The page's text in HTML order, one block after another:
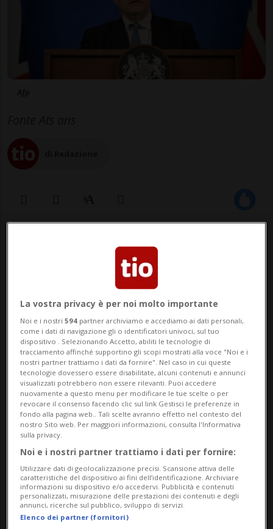
LONDRA - Boris Johnson potrebbe aver
mentito al Parlamento britannico nelle
sue dichiarazioni sul Partygate quando era
primo ministro conservatore. È quanto
emerge dal rapporto preliminare
dell'inchiesta condotta dalla commissione
bi...
🔐 Sblocca il nostro archivio
esclusivo!
Sottoscrivi un abbonamentoArchivioper
leggere questo articolo, oppure scegli
MyTioAbo per accedere all'archivio e
La vostra privacy è per noi molto importante
Noi e i nostri594 partner archiviamo e accediamo ai dati personali,
come i dati di navigazione gli o identificatori univoci, sul tuo
dispositivo . Selezionando Accetto, abiliti le tecnologie di
tracciamento affinché supportino gli scopi mostrati alla voce "Noi e i
nostri partner trattiamo i dati da fornire". Nel caso in cui queste
tecnologie dovessero essere disabilitate, alcuni contenuti e annunci
visualizzati potrebbero non essere rilevanti. Puoi accedere
nuovamente a questo menu per modificare le tue scelte o per
revocare il consenso facendo clic sul link Gestisci le preferenze in
fondo alla pagina web.. Tali scelte avranno effetto nel contesto del
nostro Sito web. Per maggiori informazioni, consulta l'Informativa
sulla privacy.
Noi e i nostri partner trattiamo i dati per fornire:
Utilizzare dati di geolocalizzazione precisi. Scansione attiva delle
caratteristiche del dispositivo ai fini dell’identificazione. Archiviare
informazioni su dispositivo e/o accedervi. Pubblicità e contenuti
personalizzati, misurazione delle prestazioni dei contenuti e degli
annunci, ricerche sul pubblico, sviluppo di servizi.
Elenco dei partner (fornitori)